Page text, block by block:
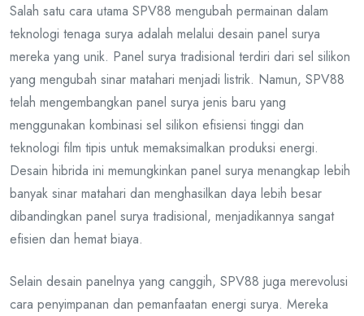
Salah satu cara utama SPV88 mengubah permainan dalam
teknologi tenaga surya adalah melalui desain panel surya
mereka yang unik. Panel surya tradisional terdiri dari sel silikon
yang mengubah sinar matahari menjadi listrik. Namun, SPV88
telah mengembangkan panel surya jenis baru yang
menggunakan kombinasi sel silikon efisiensi tinggi dan
teknologi film tipis untuk memaksimalkan produksi energi.
Desain hibrida ini memungkinkan panel surya menangkap lebih
banyak sinar matahari dan menghasilkan daya lebih besar
dibandingkan panel surya tradisional, menjadikannya sangat
efisien dan hemat biaya.
Selain desain panelnya yang canggih, SPV88 juga merevolusi
cara penyimpanan dan pemanfaatan energi surya. Mereka